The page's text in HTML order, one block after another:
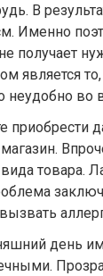
В
Именно
получает
является
неудобно
приобрести
товара.
вызвать
день